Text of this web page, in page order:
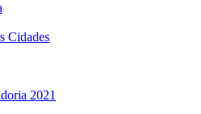
Cidades
2021